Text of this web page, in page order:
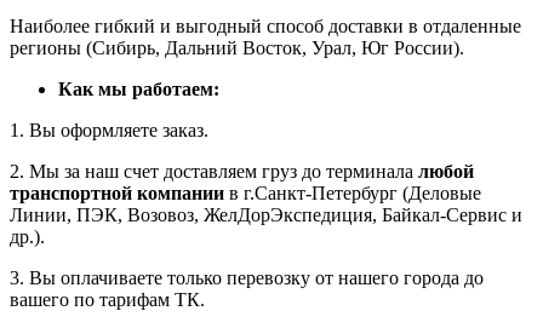
Наиболее гибкий и выгодный способ доставки в отдаленные
регионы (Сибирь, Дальний Восток, Урал, Юг России).
Как мы работаем:
1. Вы оформляете заказ.
2. Мы за наш счет доставляем груз до терминала любой
транспортной компании в г.Санкт-Петербург (Деловые
Линии, ПЭК, Возовоз, ЖелДорЭкспедиция, Байкал-Сервис и
др.).
3. Вы оплачиваете только перевозку от нашего города до
вашего по тарифам ТК.